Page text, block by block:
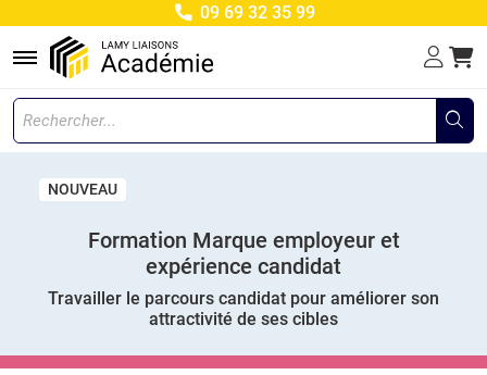
09 69 32 35 99
Menu
NOUVEAU
Formation Marque employeur et
expérience candidat
Travailler le parcours candidat pour améliorer son
attractivité de ses cibles